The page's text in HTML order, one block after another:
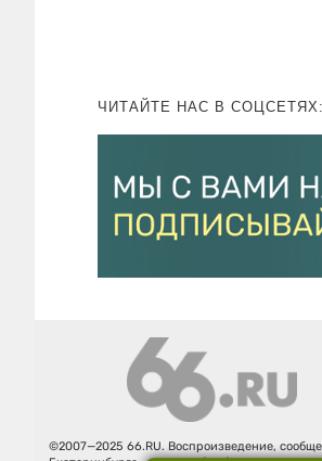
ЧИТАЙТЕ НАС В СОЦСЕТЯХ:
©2007—2025 66.RU. Воспроизведение,